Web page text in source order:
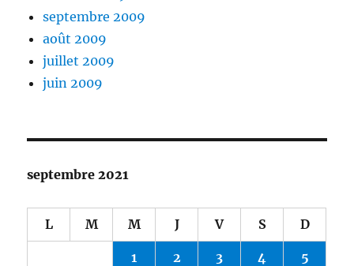
septembre 2009
août 2009
juillet 2009
juin 2009
septembre 2021
L M M J V S D
1 2 3 4 5